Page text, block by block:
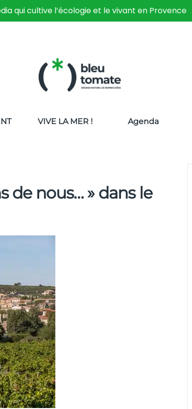
qui cultive l’écologie et le vivant en Provence
VIVE LA MER ! Agenda
de nous… » dans le